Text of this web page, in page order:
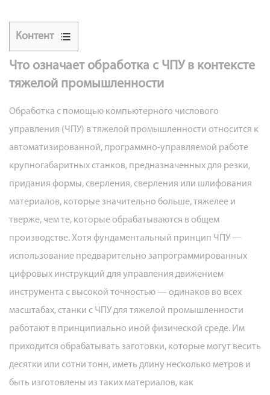
Контент
1
Что
означает
с
ЧПУ
в
контексте
тяжелой
промышленности
2
ЧПУ,
используемых
в
тяжелой
промышленности
2.1
Горизонтальные
Что означает обработка с ЧПУ в контексте
тяжелой промышленности
Обработка с помощью компьютерного числового
управления (ЧПУ) в тяжелой промышленности относится к
автоматизированной, программно-управляемой работе
крупногабаритных станков, предназначенных для резки,
придания формы, сверления, сверления или шлифования
материалов, которые значительно больше, тяжелее и
тверже, чем те, которые обрабатываются в общем
производстве. Хотя фундаментальный принцип ЧПУ —
использование предварительно запрограммированных
цифровых инструкций для управления движением
инструмента с высокой точностью — одинаков во всех
масштабах, станки с ЧПУ для тяжелой промышленности
работают в принципиально иной физической среде. Им
приходится обрабатывать заготовки, которые могут весить
десятки или сотни тонн, иметь длину несколько метров и
быть изготовлены из таких материалов, как